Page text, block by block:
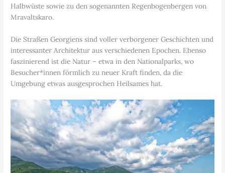
Halbwüste sowie zu den sogenannten Regenbogenbergen von
Mravaltskaro.
Die Straßen Georgiens sind voller verborgener Geschichten und
interessanter Architektur aus verschiedenen Epochen. Ebenso
faszinierend ist die Natur – etwa in den Nationalparks, wo
Besucher*innen förmlich zu neuer Kraft finden, da die
Umgebung etwas ausgesprochen Heilsames hat.